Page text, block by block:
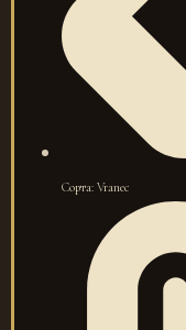
Сорта: Vranec